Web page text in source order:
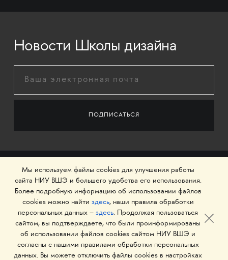
Новости Школы дизайна
© 1993–2026 Национальный исследовательский
университет «Высшая школа экономики»
Мы используем файлы cookies для улучшения работы
сайта НИУ ВШЭ и большего удобства его использования.
Более подробную информацию об использовании файлов
cookies можно найти здесь, наши правила обработки
персональных данных – здесь. Продолжая пользоваться
сайтом, вы подтверждаете, что были проинформированы
об использовании файлов cookies сайтом НИУ ВШЭ и
согласны с нашими правилами обработки персональных
данных. Вы можете отключить файлы cookies в настройках